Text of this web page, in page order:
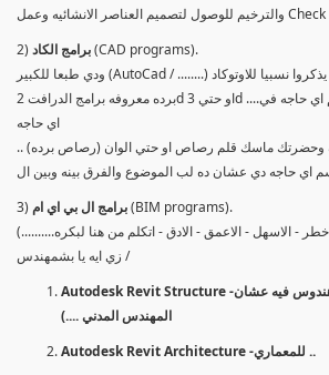
2) برامج الكاد(CAD programs).
برده معروفه برامج الدرافت 2d او حتي 3d ....برامج خاصه بالرسم ...رسم اي حاجه في
اي حاجه
وحضرتك ماسك قلم رصاص او حتي الوان (رصاص برده) ..
3) برامج ال بي اي ام(BIM programs).
زي ايه يا بشمهندس /
Autodesk Revit Structure -ما ادراك (ده اللي هندوس فيه عشان
المهندس المدني ....)
Autodesk Revit Architecture -للمعماري ..